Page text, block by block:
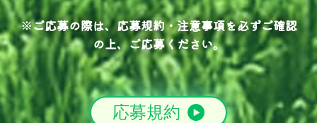
※ご応募の際は、応募規約・注意事項を必ずご確認
の上、ご応募ください。
応募規約